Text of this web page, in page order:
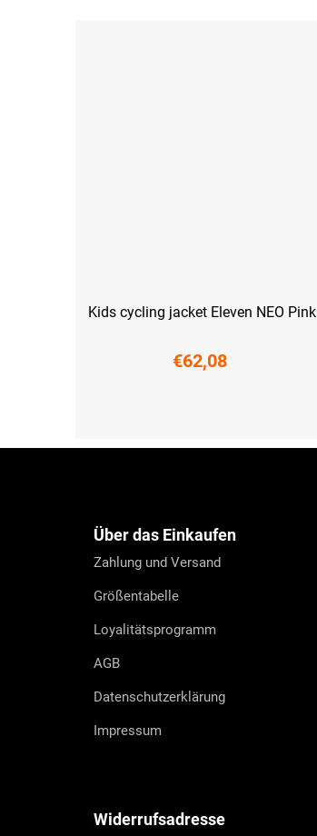
Kids cycling jacket Eleven NEO Pink
€62,08
Über das Einkaufen
Zahlung und Versand
Größentabelle
Loyalitätsprogramm
AGB
Datenschutzerklärung
Impressum
Widerrufsadresse